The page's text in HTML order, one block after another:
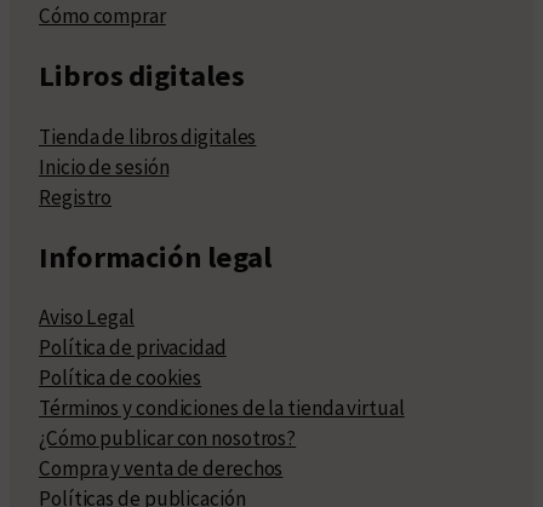
Cómo comprar
Libros digitales
Tienda de libros digitales
Inicio de sesión
Registro
Información legal
Aviso Legal
Política de privacidad
Política de cookies
Términos y condiciones de la tienda virtual
¿Cómo publicar con nosotros?
Compra y venta de derechos
Políticas de publicación